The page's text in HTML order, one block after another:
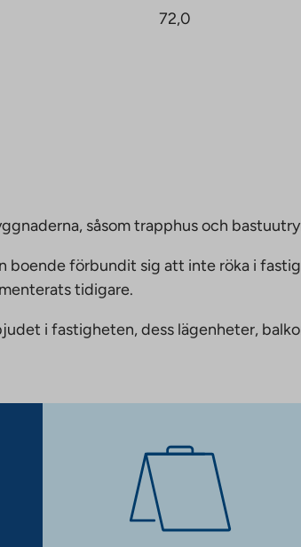
72,0
såsom trapphus och
boende förbundit sig att inte röka i
tidigare.
i fastigheten, dess lägenheter,